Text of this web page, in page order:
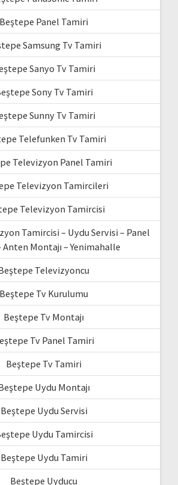
Beştepe Panel Tamiri
Samsung Tv Tamiri
Sanyo Tv Tamiri
Sony Tv Tamiri
Sunny Tv Tamiri
Telefunken Tv Tamiri
Televizyon Panel Tamiri
Televizyon Tamircileri
Televizyon Tamircisi
Tamircisi – Uydu Servisi – Panel
Anten Montajı – Yenimahalle
Televizyoncu
Beştepe Tv Kurulumu
Beştepe Tv Montajı
Tv Panel Tamiri
Beştepe Tv Tamiri
Uydu Montajı
Beştepe Uydu Servisi
Uydu Tamircisi
Beştepe Uydu Tamiri
Beştepe Uyducu